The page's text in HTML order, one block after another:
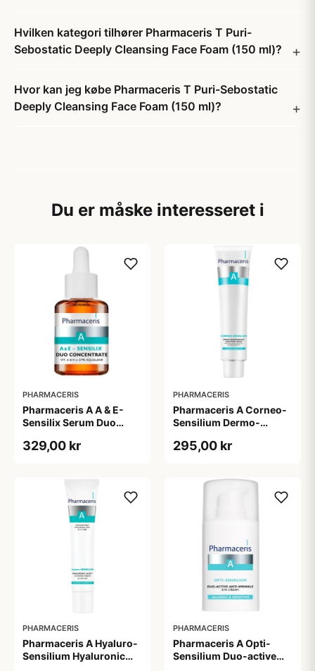
Hvilken kategori tilhører Pharmaceris T Puri-
Sebostatic Deeply Cleansing Face Foam (150 ml)?
Hvor kan jeg købe Pharmaceris T Puri-Sebostatic
Deeply Cleansing Face Foam (150 ml)?
Du er måske interesseret i
PHARMACERIS
Pharmaceris A A & E-
Sensilix Serum Duo
329,00 kr
PHARMACERIS
Pharmaceris A Corneo-
Sensilium Dermo-
Cream (75 ml)
295,00 kr
PHARMACERIS
Pharmaceris A Hyaluro-
Sensilium Hyaluronic
PHARMACERIS
Pharmaceris A Opti-
Sensilium Duo-active